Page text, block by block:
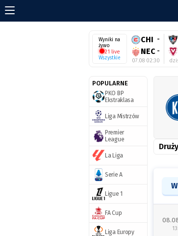
Wyniki na
żywo
21 live
Wszystkie
CHI -
NEC -
07.08 02:30
POPULARNE
PKO BP
Ekstraklasa
Liga Mistrzów
Premier
League
La Liga
Serie A
Ligue 1
FA Cup
Liga Europy